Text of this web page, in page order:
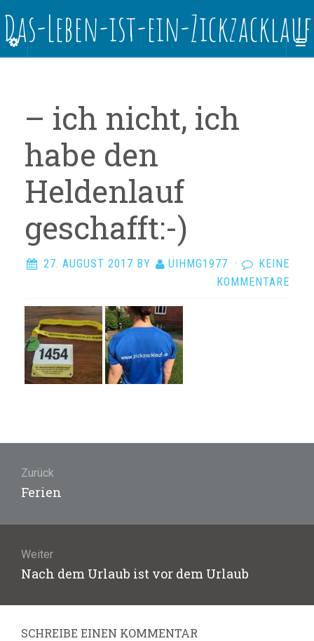
Das-Leben-ist-ein-Zickzacklauf
– ich nicht, ich
habe den
Heldenlauf
geschafft:-)
27. AUGUST 2017 BY UIHMG1977 ·
KEINE
KOMMENTARE
Zurück
Vorheriger
Ferien
Weiter
Nächster
Nach dem Urlaub ist vor dem Urlaub
SCHREIBE EINEN KOMMENTAR